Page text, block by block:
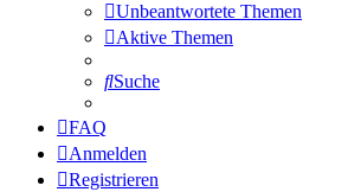
Unbeantwortete Themen
Aktive Themen
Suche
FAQ
Anmelden
Registrieren